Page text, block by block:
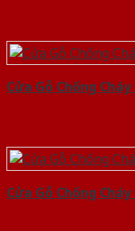
Cửa Gỗ Chống
Cửa Gỗ Chống